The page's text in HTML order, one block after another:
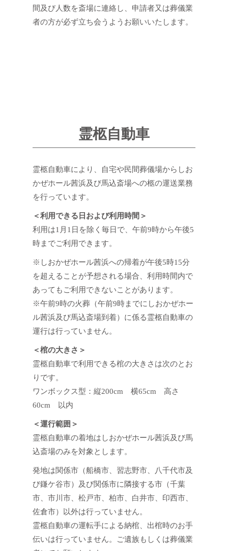
間及び人数を斎場に連絡し、申請者又は葬儀業
者の方が必ず立ち会うようお願いいたします。
霊柩自動車
霊柩自動車により、自宅や民間葬儀場からしお
かぜホール茜浜及び馬込斎場への柩の運送業務
を行っています。
＜利用できる日および利用時間＞
利用は1月1日を除く毎日で、午前9時から午後5
時までご利用できます。
※しおかぜホール茜浜への帰着が午後5時15分
を超えることが予想される場合、利用時間内で
あってもご利用できないことがあります。
※午前9時の火葬（午前9時までにしおかぜホー
ル茜浜及び馬込斎場到着）に係る霊柩自動車の
運行は行っていません。
＜棺の大きさ＞
霊柩自動車で利用できる棺の大きさは次のとお
りです。
ワンボックス型：縦200cm 横65cm 高さ
60cm 以内
＜運行範囲＞
霊柩自動車の着地はしおかぜホール茜浜及び馬
込斎場のみを対象とします。
発地は関係市（船橋市、習志野市、八千代市及
び鎌ケ谷市）及び関係市に隣接する市（千葉
市、市川市、松戸市、柏市、白井市、印西市、
佐倉市）以外は行っていません。
霊柩自動車の運転手による納棺、出棺時のお手
伝いは行っていません。ご遺族もしくは葬儀業